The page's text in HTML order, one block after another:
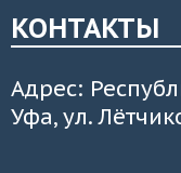
КОНТАКТЫ
Адрес:
Уфа, ул.